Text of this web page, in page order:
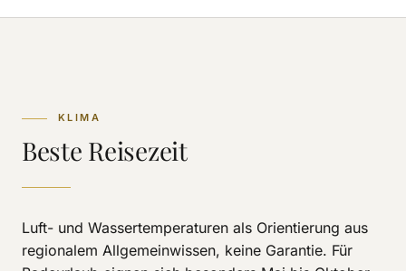
KLIMA
Beste Reisezeit
Luft- und Wassertemperaturen als Orientierung aus
regionalem Allgemeinwissen, keine Garantie. Für